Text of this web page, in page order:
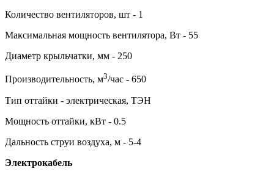
Количество вентиляторов, шт - 1
Максимальная мощность вентилятора, Вт - 55
Диаметр крыльчатки, мм - 250
Производительность, м3/час - 650
Тип оттайки - электрическая, ТЭН
Мощность оттайки, кВт - 0.5
Дальность струи воздуха, м - 5-4
Электрокабель